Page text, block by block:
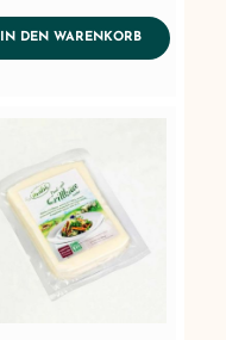
IN DEN WARENKORBADDTOCART